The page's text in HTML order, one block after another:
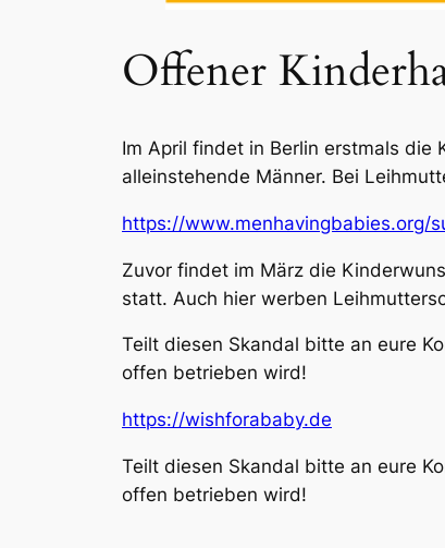
Offener
Im April findet in Berlin erstmals die
alleinstehende Männer. Bei
https://www.menhavingbabies.org/
Zuvor findet im März die
statt. Auch hier werben
Teilt diesen Skandal bitte an eure
offen betrieben wird!
https://wishforababy.de
Teilt diesen Skandal bitte an eure
offen betrieben wird!